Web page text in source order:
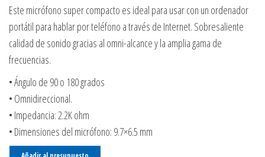
Este micrófono super compacto es ideal para usar con un ordenador
portátil para hablar por teléfono a través de Internet. Sobresaliente
calidad de sonido gracias al omni-alcance y la amplia gama de
frecuencias.
• Ángulo de 90 o 180 grados
• Omnidireccional.
• Impedancia: 2.2K ohm
• Dimensiones del micrófono: 9.7×6.5 mm